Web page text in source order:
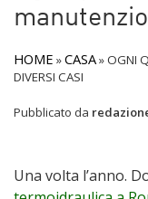
HOME »CASA»OGNI
DIVERSI CASI
Pubblicato da
Una volta l’anno.